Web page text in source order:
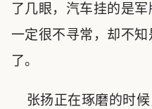
了几眼，汽车挂的是
一定很不寻常，却不
了。
张扬正在琢磨的时候